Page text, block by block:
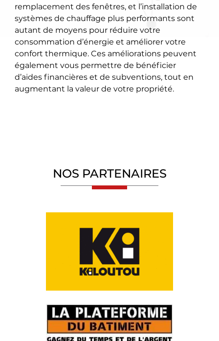
remplacement des fenêtres, et l’installation de
systèmes de chauffage plus performants sont
autant de moyens pour réduire votre
consommation d’énergie et améliorer votre
confort thermique. Ces améliorations peuvent
également vous permettre de bénéficier
d’aides financières et de subventions, tout en
augmentant la valeur de votre propriété.
NOS PARTENAIRES